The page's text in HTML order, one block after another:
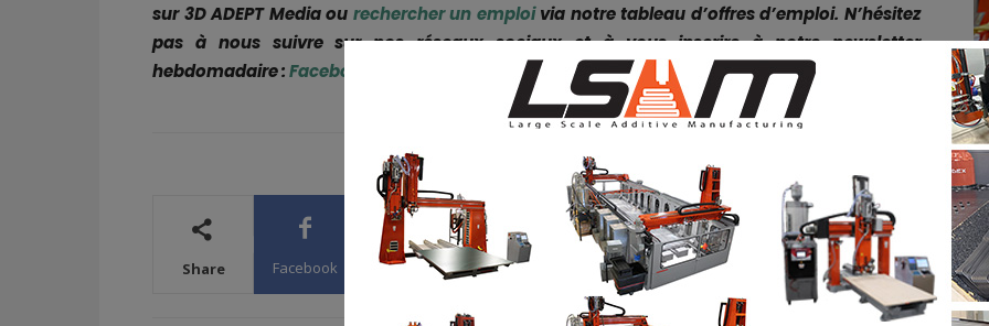
sur 3D ADEPT Media ou rechercher un emploivia notre tableau d’offres d’emploi. N’hésitez
pas à nous suivre sur nos réseaux sociaux et à vous inscrire à notre newsletter
hebdomadaire :Facebook & Instagram!
Share Facebook X WhatsApp Linkedin ReddIt Email Print